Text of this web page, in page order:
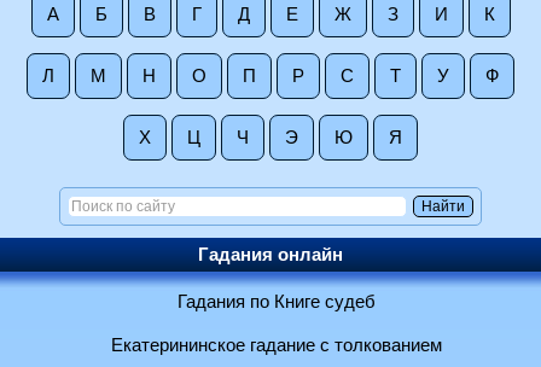
А Б В Г Д Е Ж З И К
Л М Н О П Р С Т У Ф
Х Ц Ч Э Ю Я
Гадания онлайн
Гадания по Книге судеб
Екатерининское гадание с толкованием